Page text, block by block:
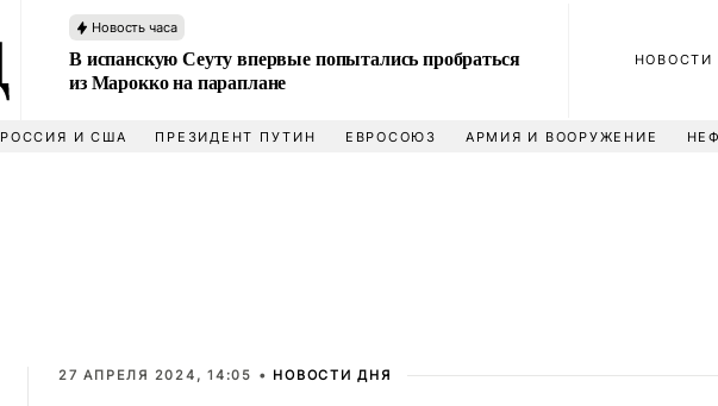
Новость часа
В испанскую Сеуту впервые попытались пробраться
из Марокко на параплане
НОВОСТИ
РОССИЯ И США ПРЕЗИДЕНТ ПУТИН ЕВРОСОЮЗ АРМИЯ И ВООРУЖЕНИЕ
27 АПРЕЛЯ 2024, 14:05 • НОВОСТИ ДНЯ